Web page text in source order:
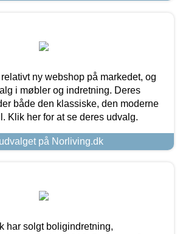
ny webshop på markedet, og
i møbler og indretning. Deres
både den klassiske, den moderne
Klik her for at se deres udvalg.
på Norliving.dk
har solgt boligindretning,